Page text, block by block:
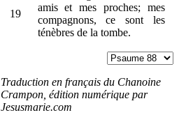
19
amis et mes proches; mes
compagnons, ce sont les
ténèbres de la tombe.
Traduction en français du Chanoine
Crampon, édition numérique par
Jesusmarie.com